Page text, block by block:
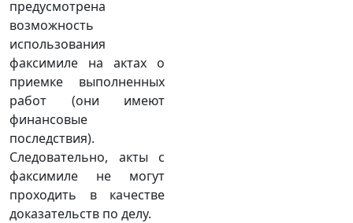
предусмотрена
возможность
использования
факсимиле на актах о
приемке выполненных
работ (они имеют
финансовые
последствия).
Следовательно, акты с
факсимиле не могут
проходить в качестве
доказательств по делу.